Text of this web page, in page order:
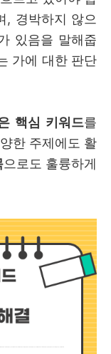
, 경박하지 않으
있음을 말해줍
가에 대한 판단
핵심 키워드를
한 주제에도 활
으로도 훌륭하게